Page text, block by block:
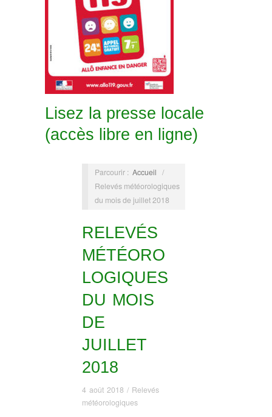
Lisez la presse locale
(accès libre en ligne)
Parcourir : Accueil /
Relevés météorologiques
du mois de juillet 2018
RELEVÉS
MÉTÉORO
LOGIQUES
DU MOIS
DE
JUILLET
2018
4 août 2018 / Relevés
météorologiques